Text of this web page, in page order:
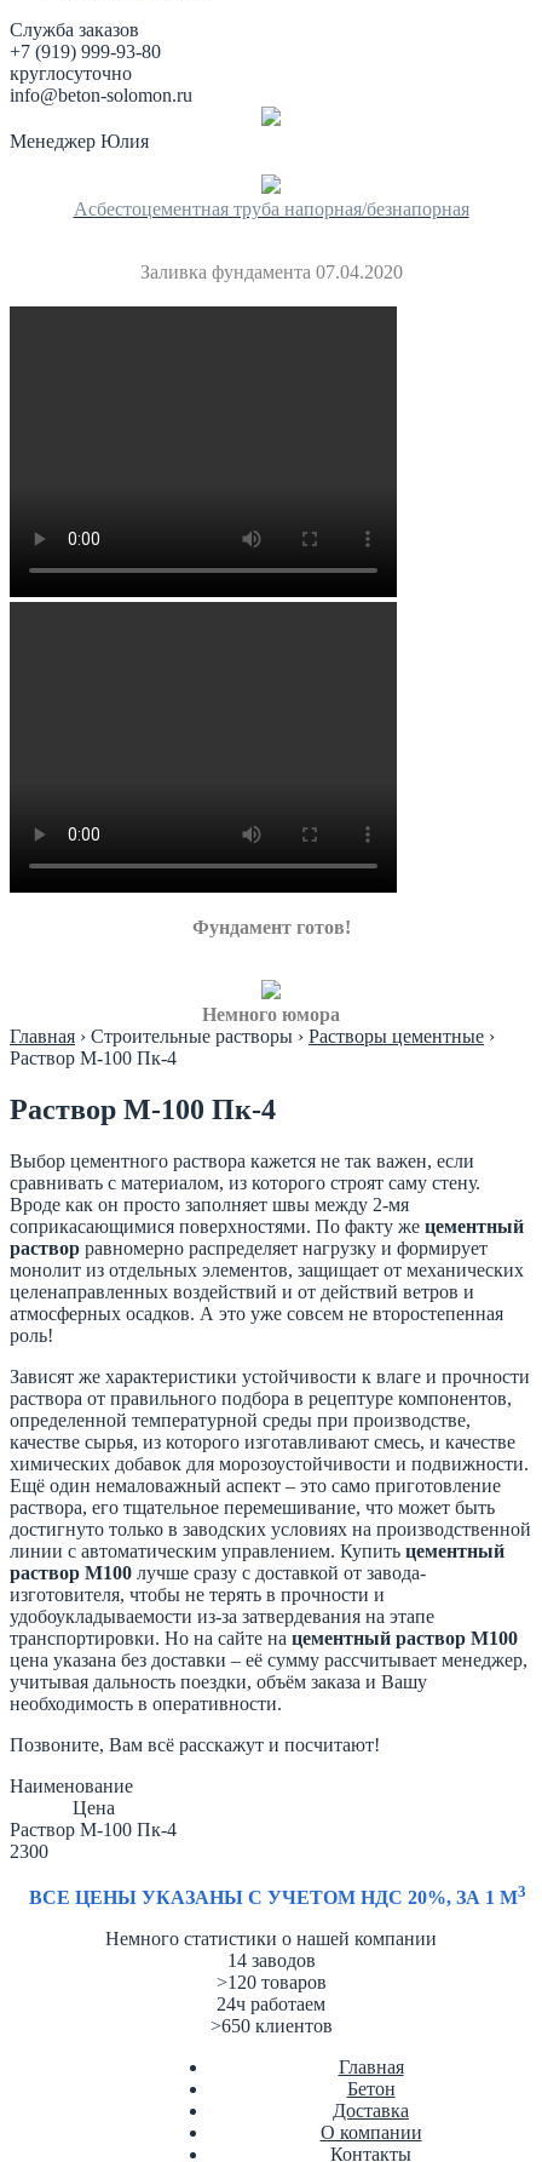
Служба заказов
+7 (919) 999-93-80
круглосуточно
info@beton-solomon.ru
Менеджер Юлия
Асбестоцементная труба напорная/безнапорная
Заливка фундамента 07.04.2020
Фундамент готов!
Немного юмора
Главная › Строительные растворы › Растворы цементные ›
Раствор М-100 Пк-4
Раствор М-100 Пк-4
Выбор цементного раствора кажется не так важен, если
сравнивать с материалом, из которого строят саму стену.
Вроде как он просто заполняет швы между 2-мя
соприкасающимися поверхностями. По факту же цементный
раствор равномерно распределяет нагрузку и формирует
монолит из отдельных элементов, защищает от механических
целенаправленных воздействий и от действий ветров и
атмосферных осадков. А это уже совсем не второстепенная
роль!
Зависят же характеристики устойчивости к влаге и прочности
раствора от правильного подбора в рецептуре компонентов,
определенной температурной среды при производстве,
качестве сырья, из которого изготавливают смесь, и качестве
химических добавок для морозоустойчивости и подвижности.
Ещё один немаловажный аспект – это само приготовление
раствора, его тщательное перемешивание, что может быть
достигнуто только в заводских условиях на производственной
линии с автоматическим управлением. Купить цементный
раствор М100 лучше сразу с доставкой от завода-
изготовителя, чтобы не терять в прочности и
удобоукладываемости из-за затвердевания на этапе
транспортировки. Но на сайте на цементный раствор М100
цена указана без доставки – её сумму рассчитывает менеджер,
учитывая дальность поездки, объём заказа и Вашу
необходимость в оперативности.
Позвоните, Вам всё расскажут и посчитают!
Наименование
Цена
Раствор М-100 Пк-4
2300
ВСЕ ЦЕНЫ УКАЗАНЫ С УЧЕТОМ НДС 20%, ЗА 1 М3
Немного статистики о нашей компании
14 заводов
>120 товаров
24ч работаем
>650 клиентов
Главная
Бетон
Доставка
О компании
Контакты